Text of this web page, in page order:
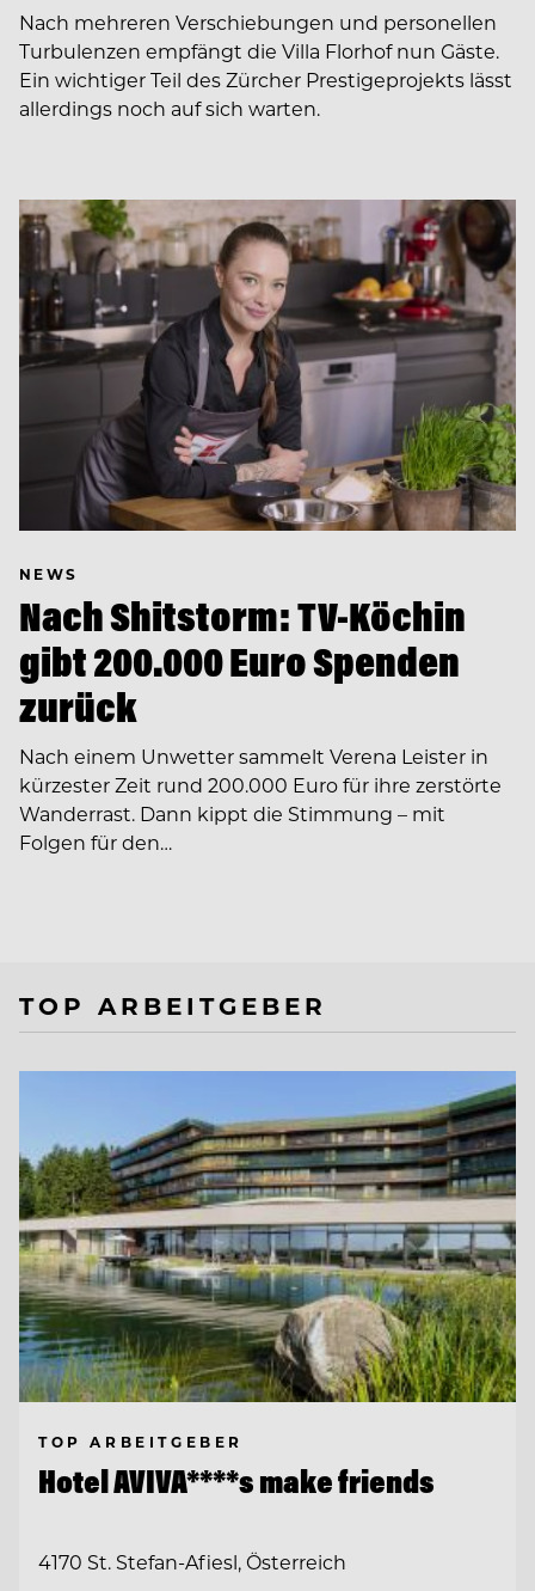
Nach mehreren Verschiebungen und personellen
Turbulenzen empfängt die Villa Florhof nun Gäste.
Ein wichtiger Teil des Zürcher Prestigeprojekts lässt
allerdings noch auf sich warten.
NEWS
Nach Shitstorm: TV-Köchin
gibt 200.000 Euro Spenden
zurück
Nach einem Unwetter sammelt Verena Leister in
kürzester Zeit rund 200.000 Euro für ihre zerstörte
Wanderrast. Dann kippt die Stimmung – mit
Folgen für den…
TOP ARBEITGEBER
TOP ARBEITGEBER
Hotel AVIVA****s make friends
4170 St. Stefan-Afiesl, Österreich